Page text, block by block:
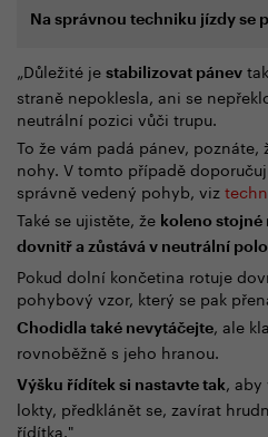
Na správnou techniku jízdy se
„Důležité je stabilizovat pánev
straně nepoklesla, ani se
neutrální pozici vůči trupu.
To že vám padá pánev,
nohy. V tomto případě
správně vedený pohyb, viz
Také se ujistěte, že koleno stojné
dovnitř a zůstává v neutrální
Pokud dolní končetina rotuje
pohybový vzor, který se pak
Chodidla také nevytáčejte, ale
rovnoběžně s jeho hranou.
Výšku řídítek si nastavte tak,
lokty, předklánět se, zavírat
řídítka."